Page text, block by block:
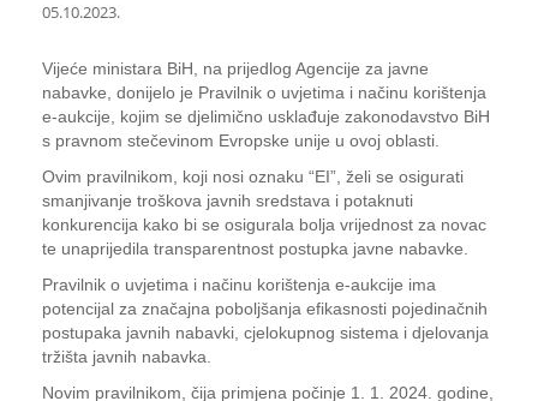
05.10.2023.
Vijeće ministara BiH, na prijedlog Agencije za javne
nabavke, donijelo je Pravilnik o uvjetima i načinu korištenja
e-aukcije, kojim se djelimično usklađuje zakonodavstvo BiH
s pravnom stečevinom Evropske unije u ovoj oblasti.
Ovim pravilnikom, koji nosi oznaku “EI”, želi se osigurati
smanjivanje troškova javnih sredstava i potaknuti
konkurencija kako bi se osigurala bolja vrijednost za novac
te unaprijedila transparentnost postupka javne nabavke.
Pravilnik o uvjetima i načinu korištenja e-aukcije ima
potencijal za značajna poboljšanja efikasnosti pojedinačnih
postupaka javnih nabavki, cjelokupnog sistema i djelovanja
tržišta javnih nabavka.
Novim pravilnikom, čija primjena počinje 1. 1. 2024. godine,